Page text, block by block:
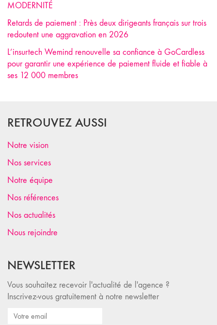
MODERNITÉ
Retards de paiement : Près deux dirigeants français sur trois
redoutent une aggravation en 2026
L’insurtech Wemind renouvelle sa confiance à GoCardless
pour garantir une expérience de paiement fluide et fiable à
ses 12 000 membres
RETROUVEZ AUSSI
Notre vision
Nos services
Notre équipe
Nos références
Nos actualités
Nous rejoindre
NEWSLETTER
Vous souhaitez recevoir l'actualité de l'agence ?
Inscrivez-vous gratuitement à notre newsletter